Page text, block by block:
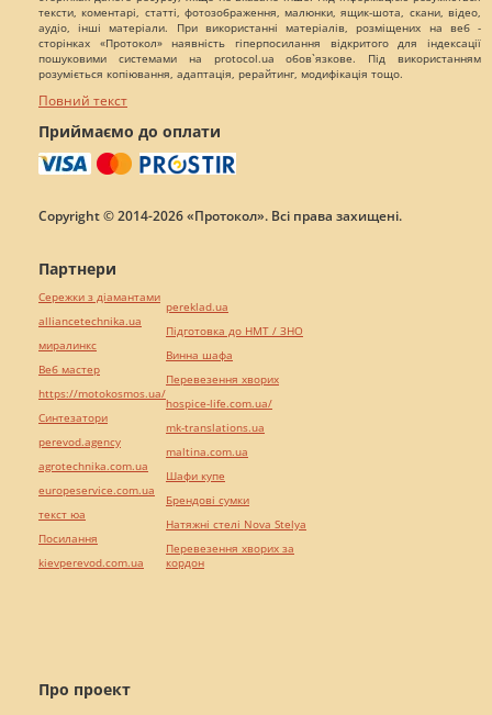
тексти, коментарі, статті, фотозображення, малюнки, ящик-шота, скани, відео,
аудіо, інші матеріали. При використанні матеріалів, розміщених на веб -
сторінках «Протокол» наявність гіперпосилання відкритого для індексації
пошуковими системами на protocol.ua обов`язкове. Під використанням
розуміється копіювання, адаптація, рерайтинг, модифікація тощо.
Повний текст
Приймаємо до оплати
Copyright © 2014-2026 «Протокол». Всі права захищені.
Про проект
Партнери
Сережки з діамантами
alliancetechnika.ua
миралинкс
Веб мастер
https://motokosmos.ua/
Синтезатори
perevod.agency
agrotechnika.com.ua
europeservice.com.ua
текст юа
Посилання
kievperevod.com.ua
pereklad.ua
Підготовка до НМТ / ЗНО
Винна шафа
Перевезення хворих
hospice-life.com.ua/
mk-translations.ua
maltina.com.ua
Шафи купе
Брендові сумки
Натяжні стелі Nova Stelya
Перевезення хворих за
кордон